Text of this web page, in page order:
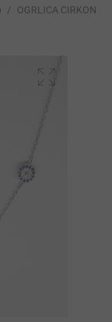
/ OGRLICA CIRKON